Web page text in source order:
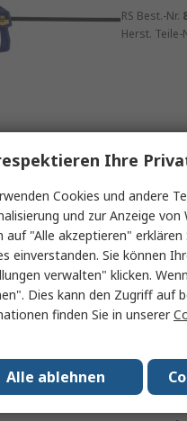
RS Best.-Nr.
Herst. Teile-
Auf
Bessey
RS Best.-Nr.
Herst. Teile-
Ihre
Cookies und andere
und zur Anzeige
auf "Alle akzeptieren"
einverstanden. Sie können
verwalten" klicken.
Dies kann den Zugriff auf
finden Sie in unserer
Alle ablehnen